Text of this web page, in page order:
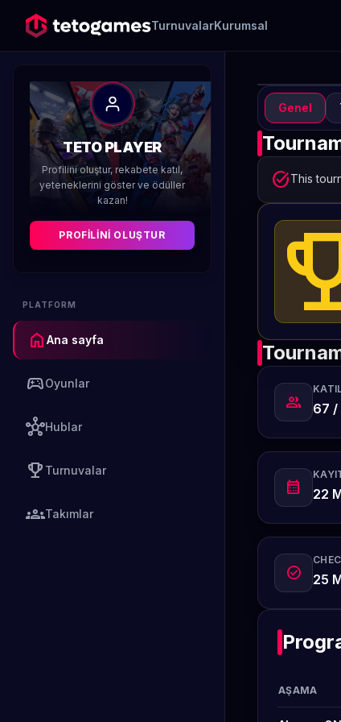
TurnuvalarKurumsal
TETO PLAYER
Profilini oluştur, rekabete katıl,
yeteneklerini göster ve ödüller
kazan!
PROFILINI OLUŞTUR
PLATFORM
home Ana sayfa
sports_esportsOyunlar
hubHublar
emoji_events Turnuvalar
groupsTakımlar
Genel
task_altThis
group 67 /
calendar_month 22
check_circle 25
AŞAMA